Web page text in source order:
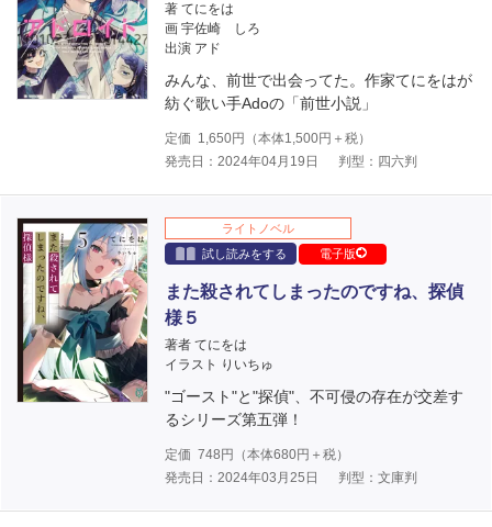
著 てにをは
画 宇佐崎 しろ
出演 アド
みんな、前世で出会ってた。作家てにをはが
紡ぐ歌い手Adoの「前世小説」
定価 1,650円（本体1,500円＋税）
発売日：2024年04月19日
判型：四六判
ライトノベル
試し読みをする
電子版
また殺されてしまったのですね、探偵
様５
著者 てにをは
イラスト りいちゅ
"ゴースト"と"探偵"、不可侵の存在が交差す
るシリーズ第五弾！
定価 748 円（本体680円＋税）
発売日：2024年03月25日
判型：文庫判